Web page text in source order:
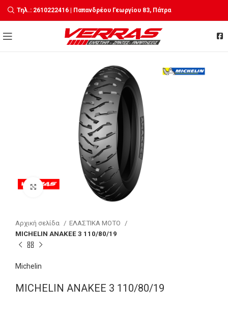
Τηλ.: 2610222416 | Παπανδρέου Γεωργίου 83, Πάτρα
Click to enlarge
Αρχική σελίδα
ΕΛΑΣΤΙΚΑ MOTO
MICHELIN ANAKEE 3 110/80/19
Michelin
MICHELIN ANAKEE 3 110/80/19